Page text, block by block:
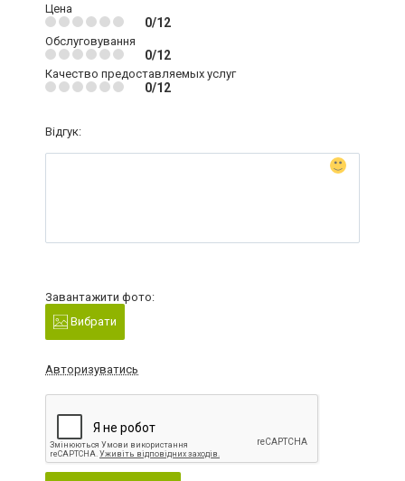
Цена
0/12
Обслуговування
0/12
Качество предоставляемых услуг
0/12
Відгук:
Завантажити фото:
Вибрати
Авторизуватись